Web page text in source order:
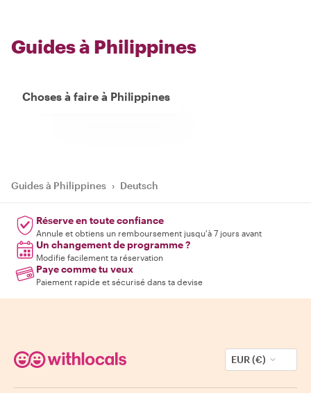
Guides à Philippines
Choses à faire à Philippines
Guides à Philippines › Deutsch
Réserve en toute confiance
Annule et obtiens un remboursement jusqu'à 7 jours avant
Un changement de programme ?
Modifie facilement ta réservation
Paye comme tu veux
Paiement rapide et sécurisé dans ta devise
EUR (€)